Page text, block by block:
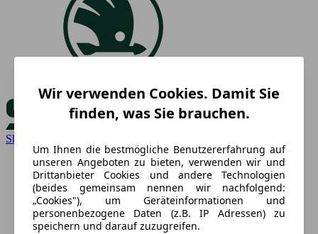
Skoda
Wir verwenden Cookies. Damit Sie
finden, was Sie brauchen.
Um Ihnen die bestmögliche Benutzererfahrung auf
unseren Angeboten zu bieten, verwenden wir und
Drittanbieter Cookies und andere Technologien
(beides gemeinsam nennen wir nachfolgend:
„Cookies"), um Geräteinformationen und
personenbezogene Daten (z.B. IP Adressen) zu
speichern und darauf zuzugreifen.